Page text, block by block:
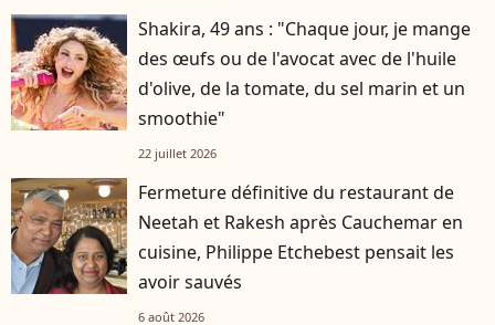
Shakira, 49 ans : "Chaque jour, je mange
des œufs ou de l'avocat avec de l'huile
d'olive, de la tomate, du sel marin et un
smoothie"
22 juillet 2026
Fermeture définitive du restaurant de
Neetah et Rakesh après Cauchemar en
cuisine, Philippe Etchebest pensait les
avoir sauvés
6 août 2026